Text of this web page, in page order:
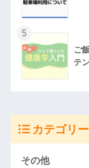
5
ご
テ
カテゴリー
その他